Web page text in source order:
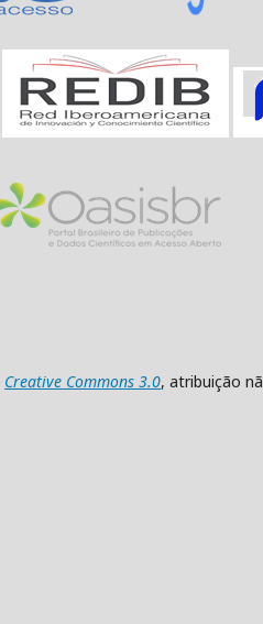
Creative Commons 3.0, atribuição